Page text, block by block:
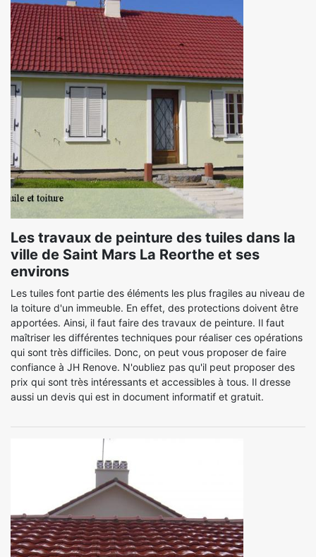
Les travaux de peinture des tuiles dans la
ville de Saint Mars La Reorthe et ses
environs
Les tuiles font partie des éléments les plus fragiles au niveau de
la toiture d'un immeuble. En effet, des protections doivent être
apportées. Ainsi, il faut faire des travaux de peinture. Il faut
maîtriser les différentes techniques pour réaliser ces opérations
qui sont très difficiles. Donc, on peut vous proposer de faire
confiance à JH Renove. N'oubliez pas qu'il peut proposer des
prix qui sont très intéressants et accessibles à tous. Il dresse
aussi un devis qui est in document informatif et gratuit.